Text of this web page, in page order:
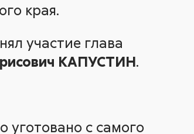
края.
участие глава
КАПУСТИН.
уготовано с самого